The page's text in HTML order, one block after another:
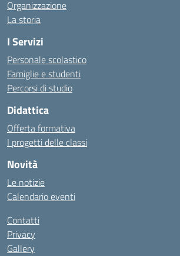
Organizzazione
La storia
I Servizi
Personale scolastico
Famiglie e studenti
Percorsi di studio
Didattica
Offerta formativa
I progetti delle classi
Novità
Le notizie
Calendario eventi
Contatti
Privacy
Gallery